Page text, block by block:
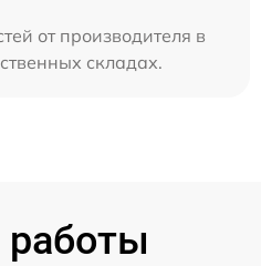
от производителя в
складах.